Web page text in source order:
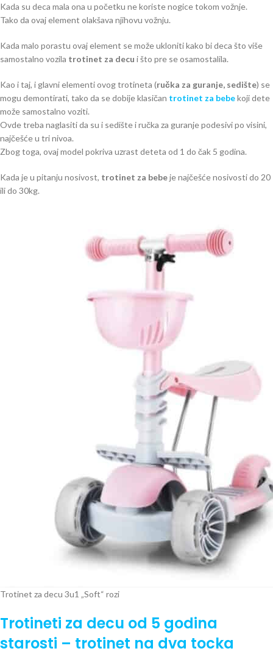
Kada su deca mala ona u početku ne koriste nogice tokom vožnje.
Tako da ovaj element olakšava njihovu vožnju.
Kada malo porastu ovaj element se može ukloniti kako bi deca što više
samostalno vozila trotinet za decu i što pre se osamostalila.
Kao i taj, i glavni elementi ovog trotineta (ručka za guranje, sedište) se
mogu demontirati, tako da se dobije klasičan trotinet za bebekoji dete
može samostalno voziti.
Ovde treba naglasiti da su i sedište i ručka za guranje podesivi po visini,
najčešće u tri nivoa.
Zbog toga, ovaj model pokriva uzrast deteta od 1 do čak 5 godina.
Kada je u pitanju nosivost, trotinet za bebeje najčešće nosivosti do 20
ili do 30kg.
Trotinet za decu 3u1 „Soft“ rozi
Trotineti za decu od 5 godina
starosti – trotinet na dva tocka